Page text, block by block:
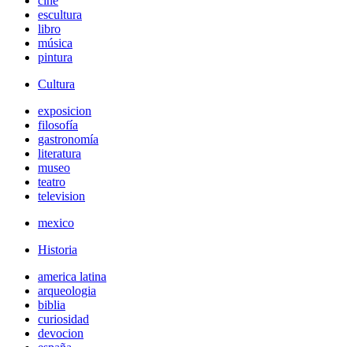
escultura
libro
música
pintura
Cultura
exposicion
filosofía
gastronomía
literatura
museo
teatro
television
mexico
Historia
america latina
arqueologia
biblia
curiosidad
devocion